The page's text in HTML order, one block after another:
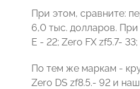
При этом, сравните:
6,0 тыс. долларов.
E - 22; Zero FX zf5.7-
По тем же маркам -
Zero DS zf8.5.- 92 и